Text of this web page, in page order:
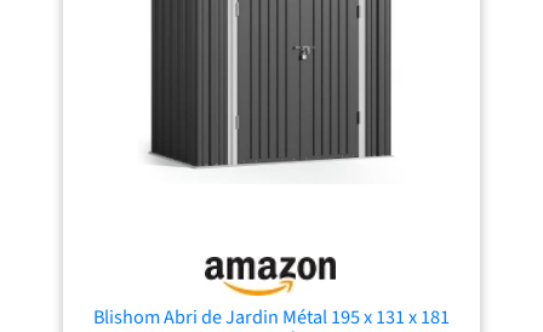
durabilité à long terme et une durée de vie prolongée
pour poubelles est doté d'un couvercle pratique et d'une
nettoyer peut être rapidement rincée à l'eau, ce qui rend
l'entretien simple et efficace Ventilation et sécurité : cette
poubelle de rangement est dotée d'une conception
poubelles, évitant que les gros animaux ne les renversent
et ne créent un environnement salissant
Blishom Abri de Jardin Métal 195 x 131 x 181